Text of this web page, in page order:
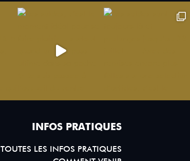
INFOS PRATIQUES
TOUTES LES INFOS PRATIQUES